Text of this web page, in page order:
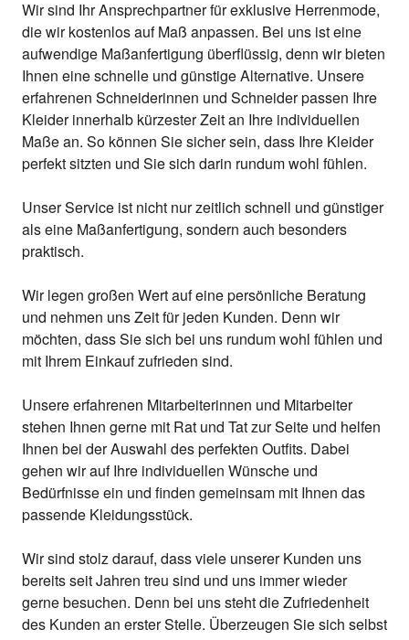
Wir sind Ihr Ansprechpartner für exklusive Herrenmode,
die wir kostenlos auf Maß anpassen. Bei uns ist eine
aufwendige Maßanfertigung überflüssig, denn wir bieten
Ihnen eine schnelle und günstige Alternative. Unsere
erfahrenen Schneiderinnen und Schneider passen Ihre
Kleider innerhalb kürzester Zeit an Ihre individuellen
Maße an. So können Sie sicher sein, dass Ihre Kleider
perfekt sitzten und Sie sich darin rundum wohl fühlen.
Unser Service ist nicht nur zeitlich schnell und günstiger
als eine Maßanfertigung, sondern auch besonders
praktisch.
Wir legen großen Wert auf eine persönliche Beratung
und nehmen uns Zeit für jeden Kunden. Denn wir
möchten, dass Sie sich bei uns rundum wohl fühlen und
mit Ihrem Einkauf zufrieden sind.
Unsere erfahrenen Mitarbeiterinnen und Mitarbeiter
stehen Ihnen gerne mit Rat und Tat zur Seite und helfen
Ihnen bei der Auswahl des perfekten Outfits. Dabei
gehen wir auf Ihre individuellen Wünsche und
Bedürfnisse ein und finden gemeinsam mit Ihnen das
passende Kleidungsstück.
Wir sind stolz darauf, dass viele unserer Kunden uns
bereits seit Jahren treu sind und uns immer wieder
gerne besuchen. Denn bei uns steht die Zufriedenheit
des Kunden an erster Stelle. Überzeugen Sie sich selbst